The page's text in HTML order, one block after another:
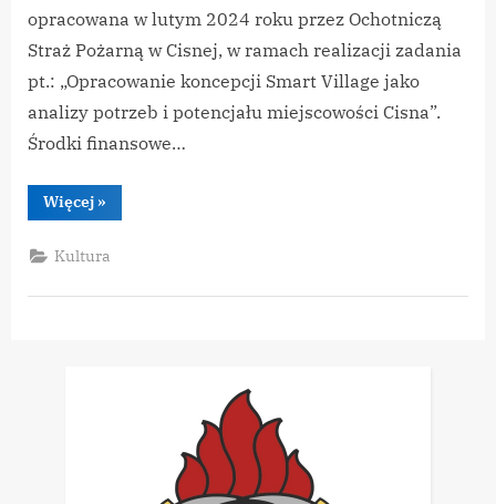
opracowana w lutym 2024 roku przez Ochotniczą
Straż Pożarną w Cisnej, w ramach realizacji zadania
pt.: „Opracowanie koncepcji Smart Village jako
analizy potrzeb i potencjału miejscowości Cisna”.
Środki finansowe…
Więcej“LGD
Nasze
Koncepcja
Wsi
»
Kultura